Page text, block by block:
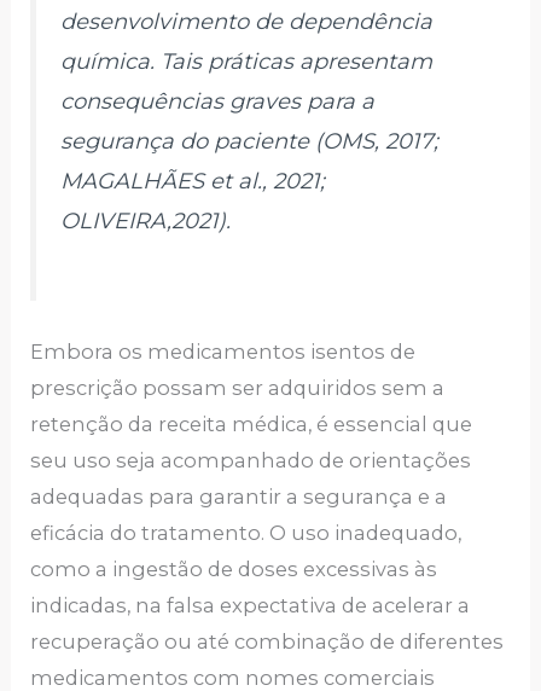
desenvolvimento de dependência
química. Tais práticas apresentam
consequências graves para a
segurança do paciente (OMS, 2017;
MAGALHÃES et al., 2021;
OLIVEIRA,2021).
Embora os medicamentos isentos de
prescrição possam ser adquiridos sem a
retenção da receita médica, é essencial que
seu uso seja acompanhado de orientações
adequadas para garantir a segurança e a
eficácia do tratamento. O uso inadequado,
como a ingestão de doses excessivas às
indicadas, na falsa expectativa de acelerar a
recuperação ou até combinação de diferentes
medicamentos com nomes comerciais